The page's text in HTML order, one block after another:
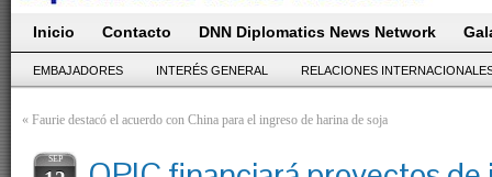
Inicio Contacto DNN Diplomatics News Network
EMBAJADORES INTERÉS GENERAL RELACIONES
« Faurie destacó el acuerdo con China para el ingreso de harina de soja
SEP